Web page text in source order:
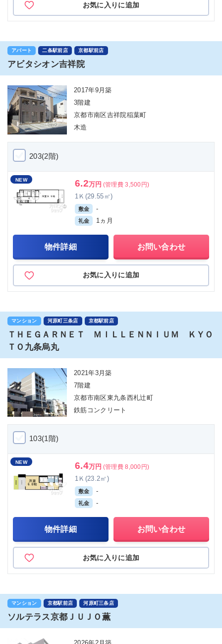
お気に入りに追加
アパート 二条駅前店 京都駅前店
アビタシオン吉祥院
2017年9月築
3階建
京都市南区吉祥院稲葉町
木造
203(2階)
NEW 6.2万円 (管理費 3,500円)
1Ｋ(29.55㎡)
敷金 -
礼金 1ヵ月
物件詳細 お問い合わせ
お気に入りに追加
マンション 河原町三条店 京都駅前店
ＴＨＥＧＡＲＮＥＴ ＭＩＬＬＥＮＮＩＵＭ ＫＹＯ
ＴＯ九条烏丸
2021年3月築
7階建
京都市南区東九条西札辻町
鉄筋コンクリート
103(1階)
NEW 6.4万円 (管理費 8,000円)
1Ｋ(23.2㎡)
敷金 -
礼金 -
物件詳細 お問い合わせ
お気に入りに追加
マンション 京都駅前店 河原町三条店
ソルテラス京都ＪＵＪＯ薫